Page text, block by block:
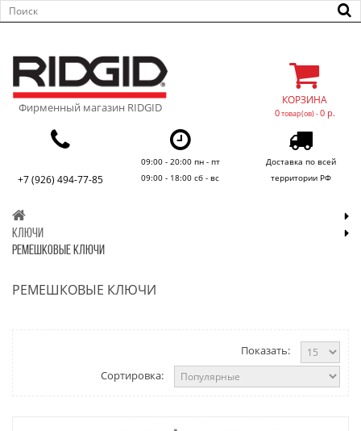
Фирменный магазин RIDGID
+7 (926) 494-77-85
09:00 - 20:00 пн - пт
09:00 - 18:00 сб - вс
Доставка по всей
территории РФ
КОРЗИНА
0товар(ов) -0 р.
КЛЮЧИ
РЕМЕШКОВЫЕ КЛЮЧИ
РЕМЕШКОВЫЕ КЛЮЧИ
Показать:
Сортировка: